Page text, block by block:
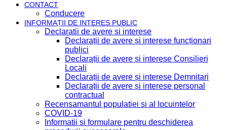
CONTACT
Conducere
INFORMAȚII DE INTERES PUBLIC
Declaratii de avere si interese
Declarații de avere și interese funcționari
publici
Declarații de avere și interese Consilieri
Locali
Declarații de avere și interese Demnitari
Declarații de avere și interese personal
contractual
Recensamantul populatiei si al locuintelor
COVID-19
Informatii si formulare pentru deschiderea